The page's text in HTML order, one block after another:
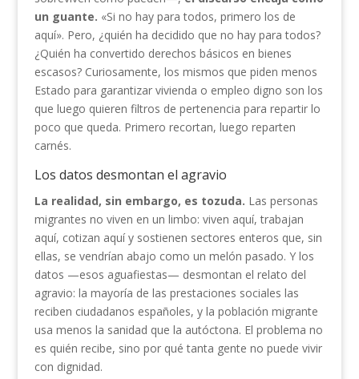
un guante. «Si no hay para todos, primero los de
aquí». Pero, ¿quién ha decidido que no hay para todos?
¿Quién ha convertido derechos básicos en bienes
escasos? Curiosamente, los mismos que piden menos
Estado para garantizar vivienda o empleo digno son los
que luego quieren filtros de pertenencia para repartir lo
poco que queda. Primero recortan, luego reparten
carnés.
Los datos desmontan el agravio
La realidad, sin embargo, es tozuda. Las personas
migrantes no viven en un limbo: viven aquí, trabajan
aquí, cotizan aquí y sostienen sectores enteros que, sin
ellas, se vendrían abajo como un melón pasado. Y los
datos —esos aguafiestas— desmontan el relato del
agravio: la mayoría de las prestaciones sociales las
reciben ciudadanos españoles, y la población migrante
usa menos la sanidad que la autóctona. El problema no
es quién recibe, sino por qué tanta gente no puede vivir
con dignidad.